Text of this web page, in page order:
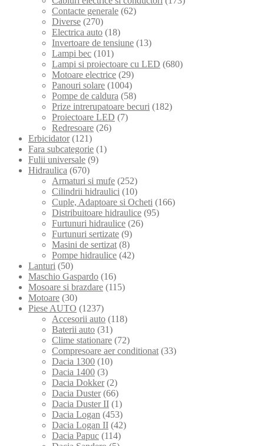
Contacte generale (62)
Diverse (270)
Electrica auto (18)
Invertoare de tensiune (13)
Lampi bec (101)
Lampi si proiectoare cu LED (680)
Motoare electrice (29)
Panouri solare (1004)
Pompe de caldura (58)
Prize intrerupatoare becuri (182)
Proiectoare LED (7)
Redresoare (26)
Erbicidator (121)
Fara subcategorie (1)
Fulii universale (9)
Hidraulica (670)
Armaturi si mufe (252)
Cilindrii hidraulici (10)
Cuple, Adaptoare si Ocheti (166)
Distribuitoare hidraulice (95)
Furtunuri hidraulice (26)
Furtunuri sertizate (9)
Masini de sertizat (8)
Pompe hidraulice (42)
Lanturi (50)
Maschio Gaspardo (16)
Mosoare si brazdare (115)
Motoare (30)
Piese AUTO (1237)
Accesorii auto (118)
Baterii auto (31)
Clime stationare (72)
Compresoare aer conditionat (33)
Dacia 1300 (10)
Dacia 1400 (3)
Dacia Dokker (2)
Dacia Duster (66)
Dacia Duster II (1)
Dacia Logan (453)
Dacia Logan II (42)
Dacia Papuc (114)